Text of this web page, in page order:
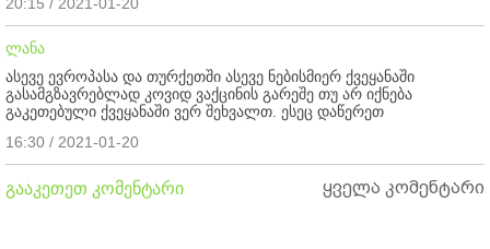
ლანა
ასევე ევროპასა და თურქეთში ასევე ნებისმიერ ქვეყანაში
გასამგზავრებლად კოვიდ ვაქცინის გარეშე თუ არ იქნება
გაკეთებული ქვეყანაში ვერ შეხვალთ. ესეც დაწერეთ
16:30 / 2021-01-20
გააკეთეთ კომენტარი ყველა კომენტარი